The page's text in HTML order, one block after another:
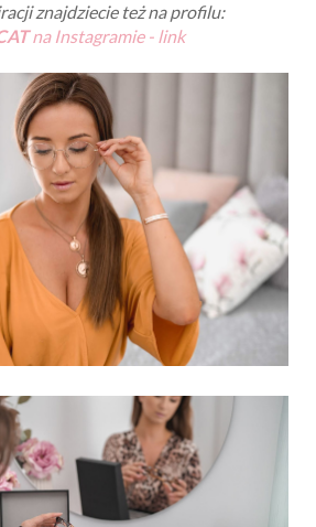
znajdziecie też na profilu:
na Instagramie - link